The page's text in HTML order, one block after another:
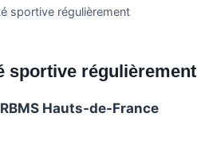
sportive régulièrement
sportive régulièrement
Hauts-de-France